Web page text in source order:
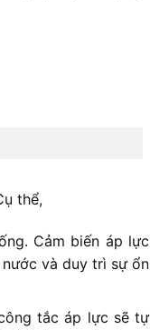
thể,
Cảm biến áp lực
và duy trì sự ổn
tắc áp lực sẽ tự